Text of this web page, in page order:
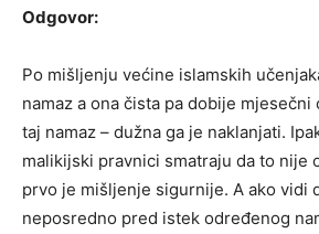
Odgovor:
Po mišljenju većine islamskih
namaz a ona čista pa dobije mjesečni
taj namaz – dužna ga je naklanjati.
malikijski pravnici smatraju da to nije
prvo je mišljenje sigurnije. A ako vidi
neposredno pred istek određenog